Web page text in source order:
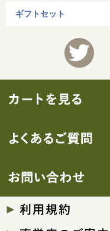
ギフトセット